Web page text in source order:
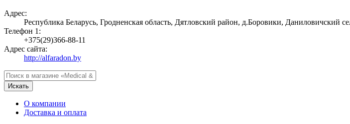
Адрес:
Республика Беларусь, Гродненская область, Дятловский район, д.Боровики, Даниловичский
Телефон 1:
+375(29)366-88-11
Адрес сайта:
http://alfaradon.by
Искать
О компании
Доставка и оплата